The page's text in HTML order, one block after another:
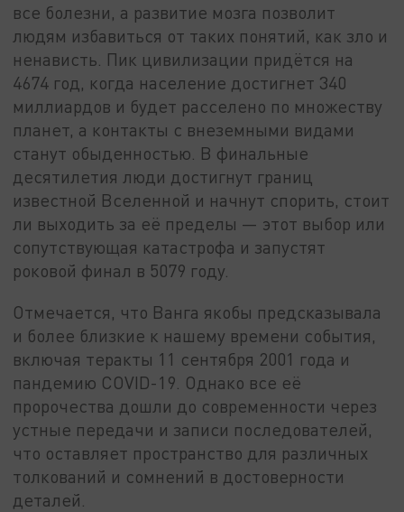
все болезни, а развитие мозга позволит
людям избавиться от таких понятий, как зло и
ненависть. Пик цивилизации придётся на
4674 год, когда население достигнет 340
миллиардов и будет расселено по множеству
планет, а контакты с внеземными видами
станут обыденностью. В финальные
десятилетия люди достигнут границ
известной Вселенной и начнут спорить, стоит
ли выходить за её пределы — этот выбор или
сопутствующая катастрофа и запустят
роковой финал в 5079 году.
Отмечается, что Ванга якобы предсказывала
и более близкие к нашему времени события,
включая теракты 11 сентября 2001 года и
пандемию COVID-19. Однако все её
пророчества дошли до современности через
устные передачи и записи последователей,
что оставляет пространство для различных
толкований и сомнений в достоверности
деталей.